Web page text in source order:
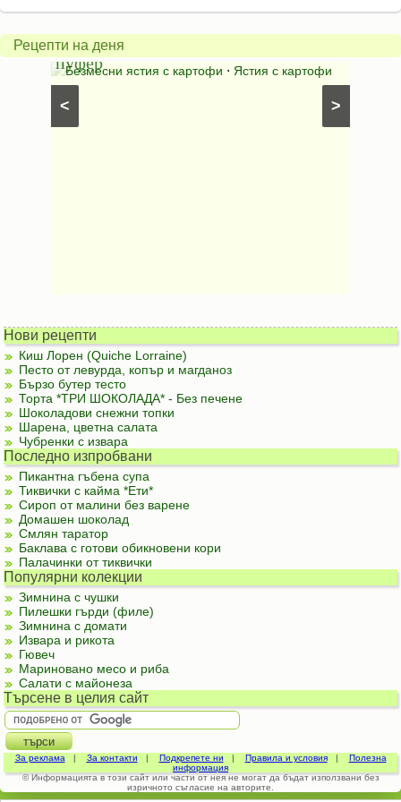
Рецепти на деня
>
<
Картофен
пуфер
Безмесни ястия с картофи ⋅ Ястия с картофи
без
Нови рецепти
Киш Лорен (Quiche Lorraine)
Песто от левурда, копър и магданоз
Бързо бутер тесто
Торта *ТРИ ШОКОЛАДА* - Без печене
Шоколадови снежни топки
Шарена, цветна салата
Чубренки с извара
Последно изпробвани
Пикантна гъбена супа
Тиквички с кайма *Ети*
Сироп от малини без варене
Домашен шоколад
Смлян таратор
Баклава с готови обикновени кори
Палачинки от тиквички
Популярни колекции
Зимнина с чушки
Пилешки гърди (филе)
Зимнина с домати
Извара и рикота
Гювеч
Мариновано месо и риба
Салати с майонеза
Търсене в целия сайт
За реклама | За контакти | Подкрепете ни | Правила и условия| Полезна
информация
© Информацията в този сайт или части от нея не могат да бъдат използвани без
изричното съгласие на авторите.